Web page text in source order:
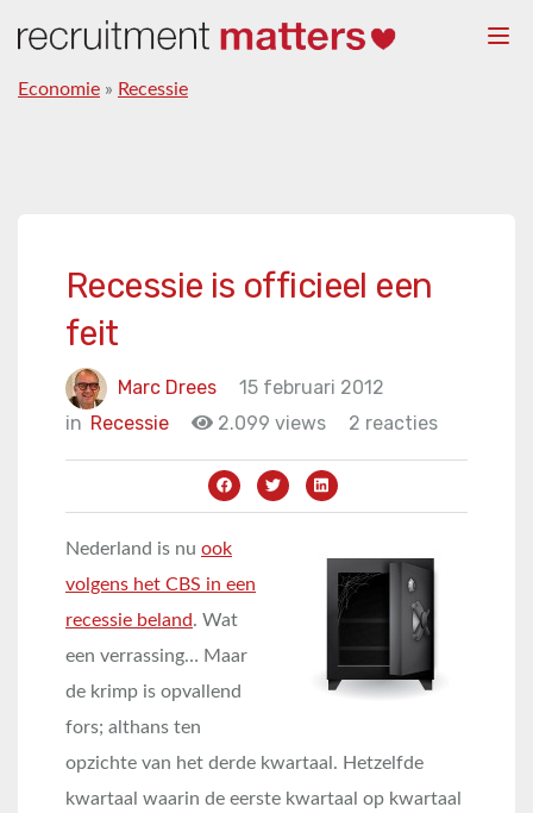
Economie » Recessie
Recessie is officieel een
feit
Marc Drees
15 februari 2012
in Recessie 2.099 views 2 reacties
Nederland is nu ook
volgens het CBS in een
recessie beland. Wat
een verrassing… Maar
de krimp is opvallend
fors; althans ten
opzichte van het derde kwartaal. Hetzelfde
kwartaal waarin de eerste kwartaal op kwartaal